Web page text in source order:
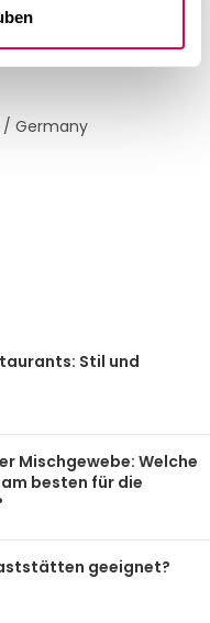
und -textilien. Wir
Hotels und
die Sie sich verlassen
/ Germany
Stil und
Mischgewebe: Welche
besten für die
geeignet?